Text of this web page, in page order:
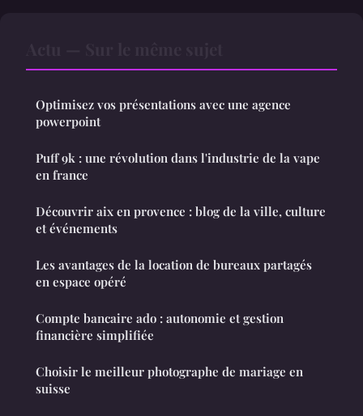
Optimisez vos présentations avec une agence
powerpoint
Puff 9k : une révolution dans l'industrie de la vape
en france
Découvrir aix en provence : blog de la ville, culture
et événements
Les avantages de la location de bureaux partagés
en espace opéré
Compte bancaire ado : autonomie et gestion
financière simplifiée
Choisir le meilleur photographe de mariage en
suisse